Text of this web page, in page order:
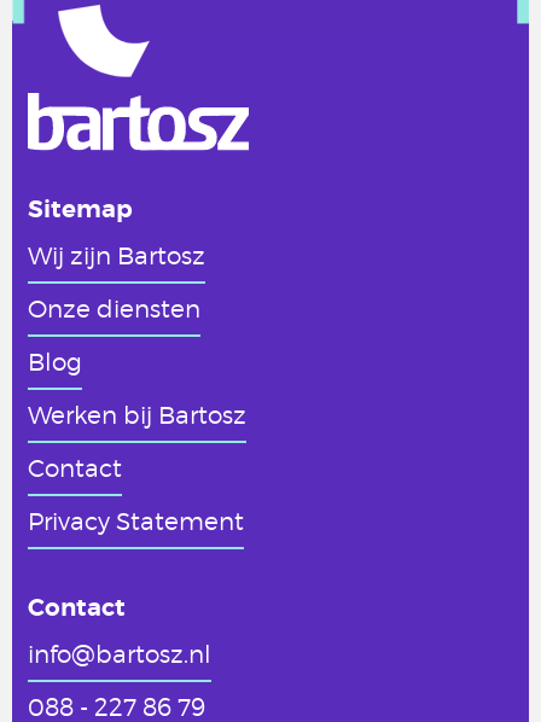
Sitemap
Wij zijn Bartosz
Onze diensten
Blog
Werken bij Bartosz
Contact
Privacy Statement
Contact
info@bartosz.nl
088 - 227 86 79